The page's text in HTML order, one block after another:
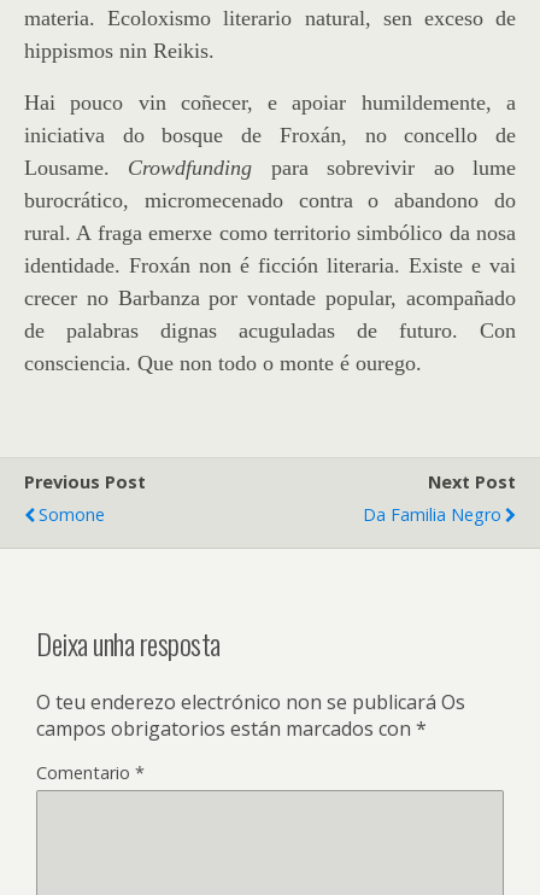
materia. Ecoloxismo literario natural, sen exceso de
hippismos nin Reikis.
Hai pouco vin coñecer, e apoiar humildemente, a
iniciativa do bosque de Froxán, no concello de
Lousame. Crowdfunding para sobrevivir ao lume
burocrático, micromecenado contra o abandono do
rural. A fraga emerxe como territorio simbólico da nosa
identidade. Froxán non é ficción literaria. Existe e vai
crecer no Barbanza por vontade popular, acompañado
de palabras dignas acuguladas de futuro. Con
consciencia. Que non todo o monte é ourego.
Previous Post
Somone
Next Post
Da Familia Negro
Deixa unha resposta
O teu enderezo electrónico non se publicará Os
campos obrigatorios están marcados con *
Comentario *